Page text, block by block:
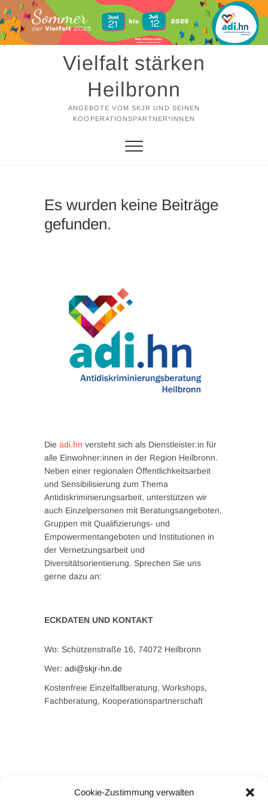
Cookie-Zustimmung verwalten
Zum
Inhalt
springen
Vielfalt stärken
Heilbronn
ANGEBOTE VOM SKJR UND SEINEN
KOOPERATIONSPARTNER*INNEN
Es wurden keine Beiträge
gefunden.
Die adi.hn versteht sich als Dienstleister:in für
alle Einwohner:innen in der Region Heilbronn.
Neben einer regionalen Öffentlichkeitsarbeit
und Sensibilisierung zum Thema
Antidiskriminierungsarbeit, unterstützen wir
auch Einzelpersonen mit Beratungsangeboten,
Gruppen mit Qualifizierungs- und
Empowermentangeboten und Institutionen in
der Vernetzungsarbeit und
Diversitätsorientierung. Sprechen Sie uns
gerne dazu an:
ECKDATEN UND KONTAKT
Wo: Schützenstraße 16, 74072 Heilbronn
Wer: adi@skjr-hn.de
Kostenfreie Einzelfallberatung, Workshops,
Fachberatung, Kooperationspartnerschaft